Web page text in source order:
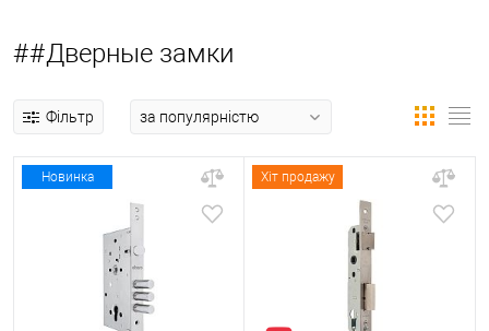
##Дверные замки
Фільтр
Новинка Хіт продажу